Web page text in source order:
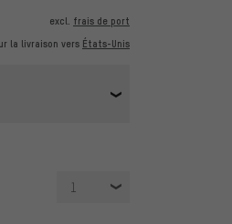
excl. frais de port
la livraison vers États-Unis
1